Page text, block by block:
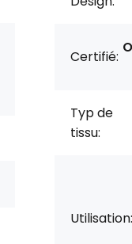
Certifié:
Typ de
tissu:
Utilisation: